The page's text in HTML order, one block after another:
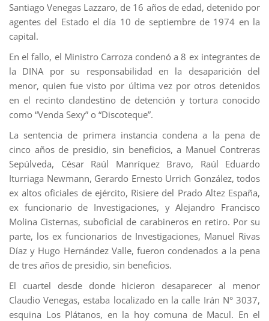
Santiago Venegas Lazzaro, de 16 años de edad, detenido por
agentes del Estado el día 10 de septiembre de 1974 en la
capital.
En el fallo, el Ministro Carroza condenó a 8 ex integrantes de
la DINA por su responsabilidad en la desaparición del
menor, quien fue visto por última vez por otros detenidos
en el recinto clandestino de detención y tortura conocido
como “Venda Sexy” o “Discoteque”.
La sentencia de primera instancia condena a la pena de
cinco años de presidio, sin beneficios, a Manuel Contreras
Sepúlveda, César Raúl Manríquez Bravo, Raúl Eduardo
Iturriaga Newmann, Gerardo Ernesto Urrich González, todos
ex altos oficiales de ejército, Risiere del Prado Altez España,
ex funcionario de Investigaciones, y Alejandro Francisco
Molina Cisternas, suboficial de carabineros en retiro. Por su
parte, los ex funcionarios de Investigaciones, Manuel Rivas
Díaz y Hugo Hernández Valle, fueron condenados a la pena
de tres años de presidio, sin beneficios.
El cuartel desde donde hicieron desaparecer al menor
Claudio Venegas, estaba localizado en la calle Irán N° 3037,
esquina Los Plátanos, en la hoy comuna de Macul. En el